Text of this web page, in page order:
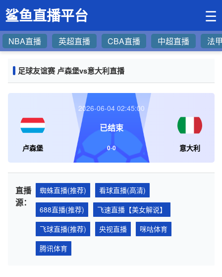
鲨鱼直播平台 ☰
NBA直播 英超直播 CBA直播 中超直播 法
足球友谊赛 卢森堡vs意大利直播
卢森堡 意大利
2026-06-04 02:45:00
已结束
0-0
直播
源：
蜘蛛直播(推荐)
看球直播(高清)
688直播(推荐)
飞速直播【美女解说】
飞球直播(推荐)
央视直播
咪咕体育
腾讯体育